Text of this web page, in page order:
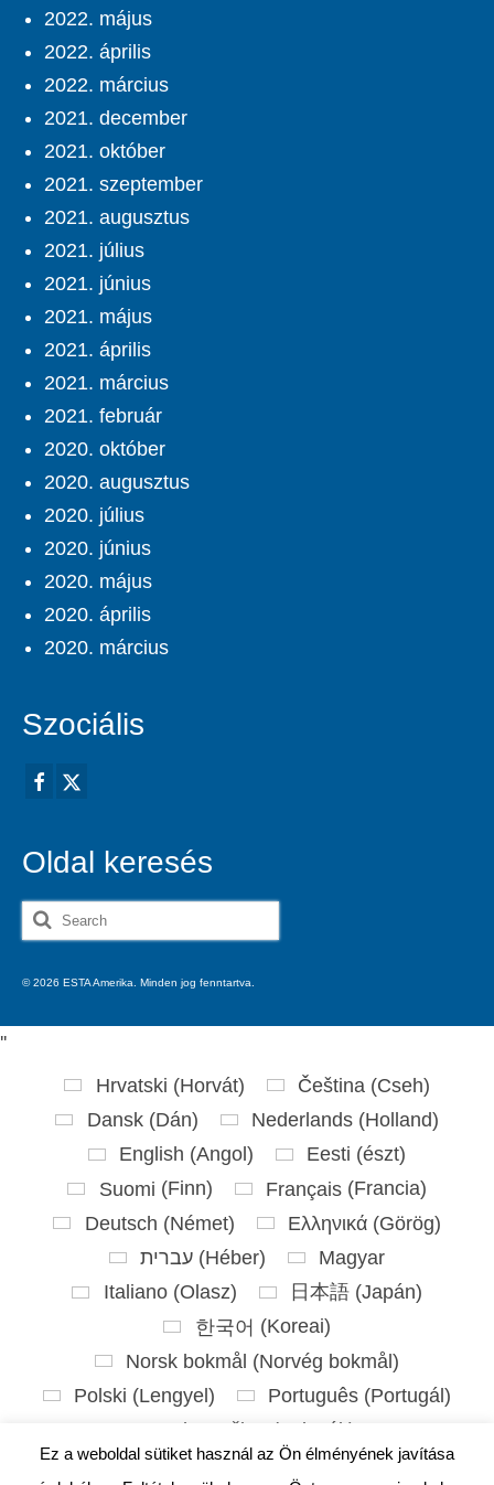
2022. május
2022. április
2022. március
2021. december
2021. október
2021. szeptember
2021. augusztus
2021. július
2021. június
2021. május
2021. április
2021. március
2021. február
2020. október
2020. augusztus
2020. július
2020. június
2020. május
2020. április
2020. március
Szociális
Oldal keresés
Search
for:
© 2026 ESTA Amerika. Minden jog fenntartva.
Ez a weboldal sütiket használ az Ön élményének javítása
''
Hrvatski (Horvát) Čeština (Cseh)
Dansk(Dán) Nederlands(Holland)
English (Angol ) Eesti (észt)
Suomi (Finn) Français(Francia)
Deutsch (Német) Ελληνικά(Görög)
עברית (Héber)
Magyar
Italiano(Olasz) 日本語(Japán)
한국어 (Koreai)
Norsk bokmål (Norvég bokmål)
Polski (Lengyel ) Português (Portugál)
Slovenčina
( Szlovák)
Slovenščina(Szlovén) Español(Spanyol